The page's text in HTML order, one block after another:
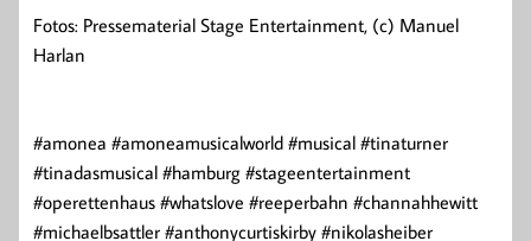
Fotos: Pressematerial Stage Entertainment, (c) Manuel
Harlan
#amonea #amoneamusicalworld #musical #tinaturner
#tinadasmusical #hamburg #stageentertainment
#operettenhaus #whatslove #reeperbahn #channahhewitt
#michaelbsattler #anthonycurtiskirby #nikolasheiber